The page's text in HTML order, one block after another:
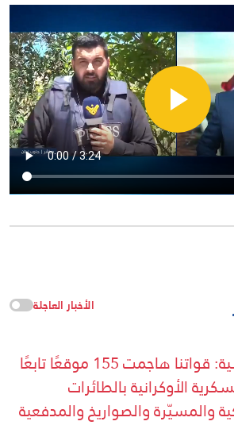
الأخبار العاجلة
وزارة الدفاع الروسية: قواتنا هاجمت 155 موقعًا تابعًا
الأوكرانية بالطائرات
والمسيّرة والصواريخ والمدفعية